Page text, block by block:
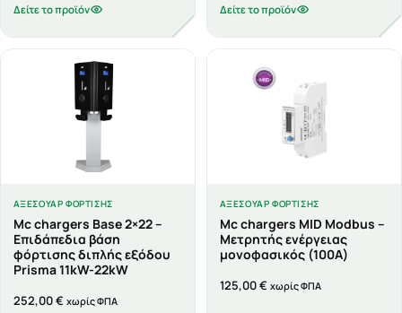
Δείτε το προϊόν
301,86 €
Δείτε το προϊόν
ΑΞΕΣΟΥΆΡ ΦΌΡΤΙΣΗΣ
Mc chargers Base 2×22 –
Επιδάπεδια βάση
φόρτισης διπλής εξόδου
Prisma 11kW-22kW
252,00€ χωρίς ΦΠΑ
ΑΞΕΣΟΥΆΡ ΦΌΡΤΙΣΗΣ
Mc chargers MID Modbus –
Μετρητής ενέργειας
μονοφασικός (100Α)
125,00€ χωρίς ΦΠΑ